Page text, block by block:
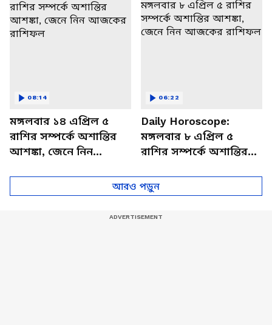
মঙ্গলবার ১৪ এপ্রিল ৫
রাশির সম্পর্কে অশান্তির
আশঙ্কা, জেনে নিন
08:14
Daily Horoscope:
মঙ্গলবার ৮ এপ্রিল ৫
রাশির সম্পর্কে অশান্তির
আজকের রাশিফল
06:22
আরও পড়ুন